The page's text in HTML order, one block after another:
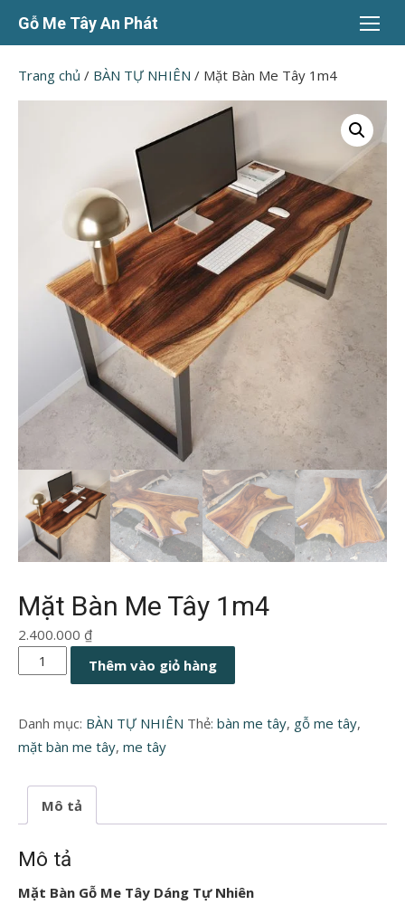
Chuyển
dung
Gỗ Me Tây An Phát
Trang chủ / BÀN TỰ NHIÊN / Mặt Bàn Me Tây 1m4
Mặt Bàn Me Tây 1m4
2.400.000 ₫
Mặt
Bàn
Tây
1m4
lượng
Thêm vào giỏ hàng
Danh mục: BÀN TỰ NHIÊN Thẻ: bàn me tây, gỗ me tây,
mặt bàn me tây, me tây
Mô tả
Mô tả
Mặt Bàn Gỗ Me Tây Dáng Tự Nhiên